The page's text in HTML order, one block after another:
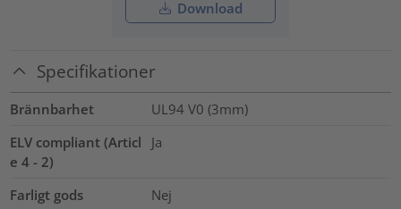
Download
Specifikationer
Brännbarhet
UL94 V0 (3mm)
ELV compliant (Articl
e 4 - 2)
Ja
Farligt gods
Nej